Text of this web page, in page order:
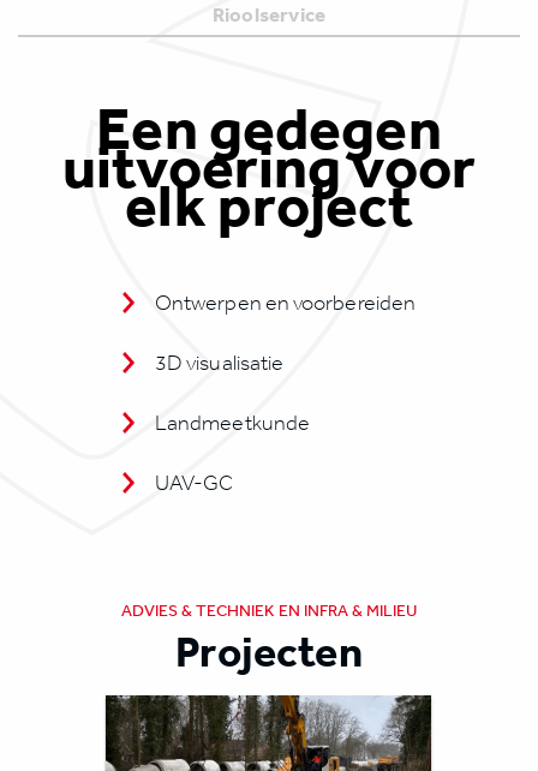
Rioolservice
Een gedegen
uitvoering voor
elk project
Ontwerpen en voorbereiden
3D visualisatie
Landmeetkunde
UAV-GC
ADVIES & TECHNIEK EN INFRA & MILIEU
Projecten